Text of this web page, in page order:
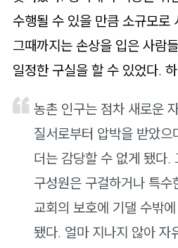
수행될 수 있을 만큼 소규모로
그때까지는 손상을 입은 사람
일정한 구실을 할 수 있었다.
농촌 인구는 점차 새로운
질서로부터 압박을 받았으
더는 감당할 수 없게 됐다.
구성원은 구걸하거나 특수
교회의 보호에 기댈 수밖
됐다. 얼마 지나지 않아 자